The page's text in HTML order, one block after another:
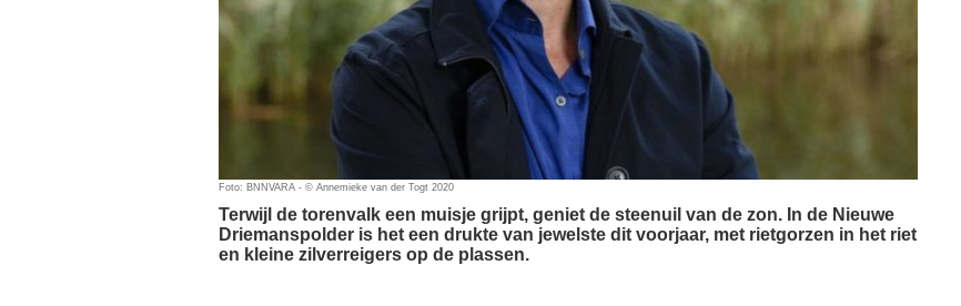
Foto: BNNVARA - © Annemieke van der Togt 2020
Terwijl de torenvalk een muisje grijpt, geniet de steenuil van de zon. In de Nieuwe
Driemanspolder is het een drukte van jewelste dit voorjaar, met rietgorzen in het riet
en kleine zilverreigers op de plassen.